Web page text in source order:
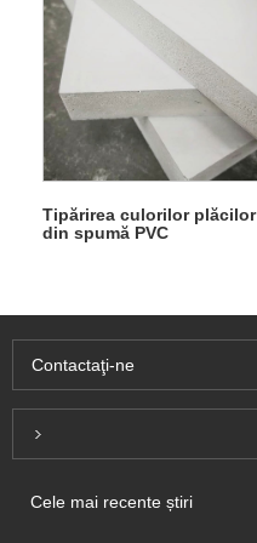
Tipărirea culorilor plăcilor
din spumă PVC
Contactaţi-ne
Inquiry For Pricelist
Cele mai recente știri